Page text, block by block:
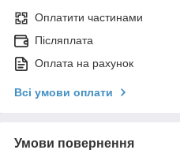
Оплатити частинами
Післяплата
Оплата на рахунок
Всі умови оплати
Умови повернення